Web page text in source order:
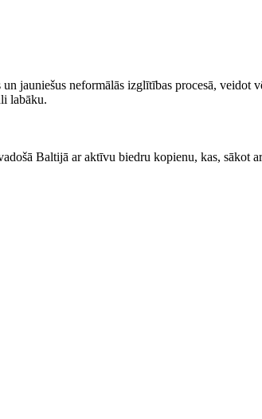
jauniešus neformālās izglītības procesā,
labāku.
Baltijā ar aktīvu biedru kopienu, kas, sākot